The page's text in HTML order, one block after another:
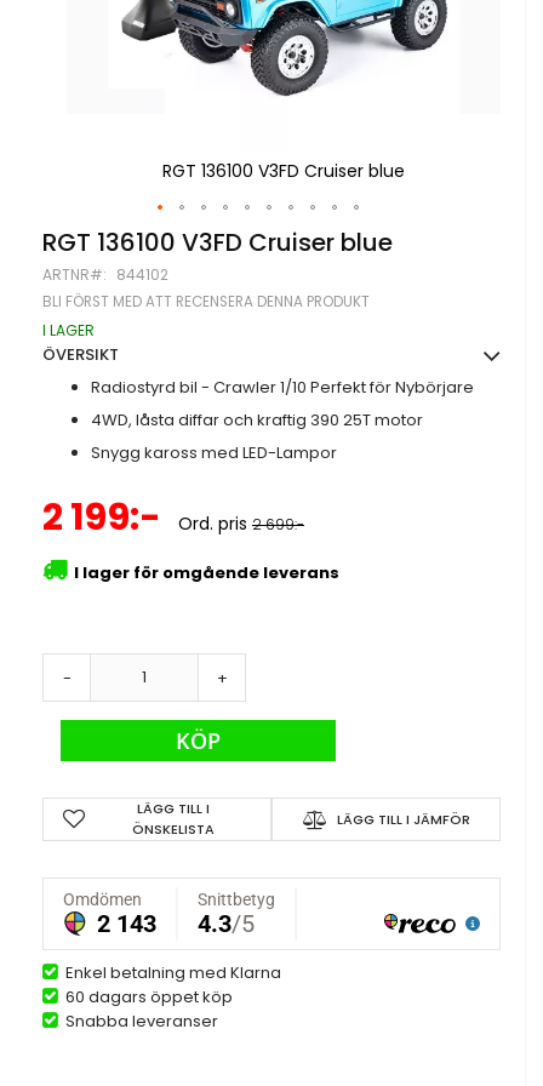
RGT 136100 V3FD Cruiser blue
Hoppa
till
början
av
RGT 136100 V3FD Cruiser blue
ARTNR 844102
BLI FÖRST MED ATT RECENSERA DENNA PRODUKT
I LAGER
ÖVERSIKT
Radiostyrd bil - Crawler 1/10 Perfekt för Nybörjare
4WD, låsta diffar och kraftig 390 25T motor
Snygg kaross med LED-Lampor
Specialpris
2 199:- Ord. pris 2 699:-
I lager för omgående leverans
- +
KÖP
LÄGG TILL I
ÖNSKELISTA
LÄGG TILL I JÄMFÖR
Enkel betalning med Klarna
60 dagars öppet köp
Snabba leveranser